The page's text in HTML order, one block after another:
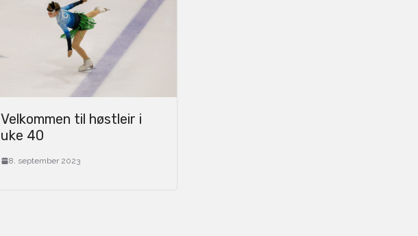
Velkommen til høstleir i
uke 40
8. september 2023